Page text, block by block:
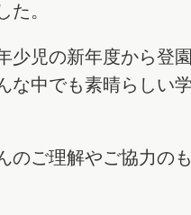
た。
少児の新年度から登
な中でも素晴らしい
のご理解やご協力の